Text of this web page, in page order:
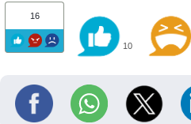
16
10